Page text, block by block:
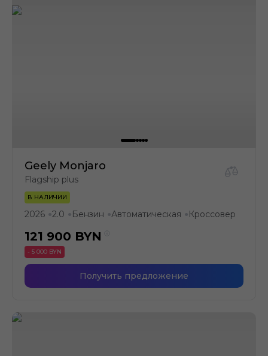
Geely Monjaro
Flagship plus
В НАЛИЧИИ
2026 ●2.0 ● Бензин ●Автоматическая ● Кроссовер
121 900 BYN
- 5 000 BYN
Получить предложение